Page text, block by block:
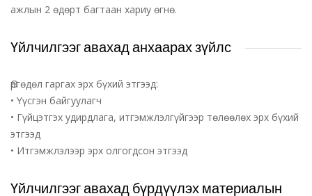
ажлын 2 өдөрт багтаан хариу өгнө.
Үйлчилгээг авахад анхаарах зүйлс
Өргөдөл гаргах эрх бүхий этгээд:
• Үүсгэн байгуулагч
• Гүйцэтгэх удирдлага, итгэмжлэлгүйгээр төлөөлөх эрх бүхий
этгээд
• Итгэмжлэлээр эрх олгогдсон этгээд
Үйлчилгээг авахад бүрдүүлэх материалын